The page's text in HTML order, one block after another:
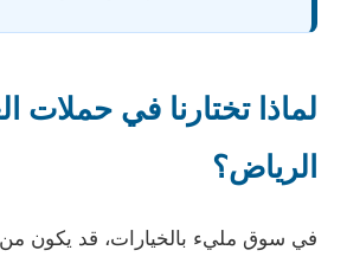
لماذا تختارنا في حملات
الرياض؟
في سوق مليء بالخيارات، قد يكون من